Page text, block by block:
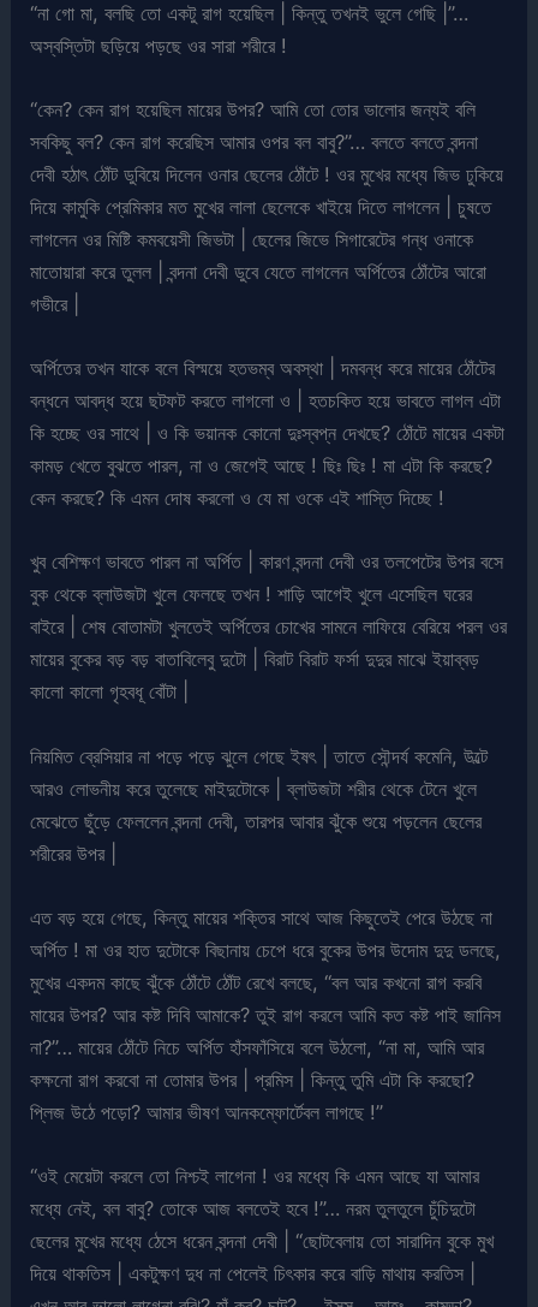
“না গো মা, বলছি তো একটু রাগ হয়েছিল | কিন্তু তখনই ভুলে গেছি |”…
অস্বস্তিটা ছড়িয়ে পড়ছে ওর সারা শরীরে !
“কেন? কেন রাগ হয়েছিল মায়ের উপর? আমি তো তোর ভালোর জন্যই বলি
সবকিছু বল? কেন রাগ করেছিস আমার ওপর বল বাবু?”… বলতে বলতে বন্দনা
দেবী হঠাৎ ঠোঁট ডুবিয়ে দিলেন ওনার ছেলের ঠোঁটে ! ওর মুখের মধ্যে জিভ ঢুকিয়ে
দিয়ে কামুকি প্রেমিকার মত মুখের লালা ছেলেকে খাইয়ে দিতে লাগলেন | চুষতে
লাগলেন ওর মিষ্টি কমবয়েসী জিভটা | ছেলের জিভে সিগারেটের গন্ধ ওনাকে
মাতোয়ারা করে তুলল | বন্দনা দেবী ডুবে যেতে লাগলেন অর্পিতের ঠোঁটের আরো
গভীরে |
অর্পিতের তখন যাকে বলে বিস্ময়ে হতভম্ব অবস্থা | দমবন্ধ করে মায়ের ঠোঁটের
বন্ধনে আবদ্ধ হয়ে ছটফট করতে লাগলো ও | হতচকিত হয়ে ভাবতে লাগল এটা
কি হচ্ছে ওর সাথে | ও কি ভয়ানক কোনো দুঃস্বপ্ন দেখছে? ঠোঁটে মায়ের একটা
কামড় খেতে বুঝতে পারল, না ও জেগেই আছে ! ছিঃ ছিঃ ! মা এটা কি করছে?
কেন করছে? কি এমন দোষ করলো ও যে মা ওকে এই শাস্তি দিচ্ছে !
খুব বেশিক্ষণ ভাবতে পারল না অর্পিত | কারণ বন্দনা দেবী ওর তলপেটের উপর বসে
বুক থেকে ব্লাউজটা খুলে ফেলছে তখন ! শাড়ি আগেই খুলে এসেছিল ঘরের
বাইরে | শেষ বোতামটা খুলতেই অর্পিতের চোখের সামনে লাফিয়ে বেরিয়ে পরল ওর
মায়ের বুকের বড় বড় বাতাবিলেবু দুটো | বিরাট বিরাট ফর্সা দুদুর মাঝে ইয়াব্বড়
কালো কালো গৃহবধূ বোঁটা |
নিয়মিত ব্রেসিয়ার না পড়ে পড়ে ঝুলে গেছে ইষৎ | তাতে সৌন্দর্য কমেনি, উল্টে
আরও লোভনীয় করে তুলেছে মাইদুটোকে | ব্লাউজটা শরীর থেকে টেনে খুলে
মেঝেতে ছুঁড়ে ফেললেন বন্দনা দেবী, তারপর আবার ঝুঁকে শুয়ে পড়লেন ছেলের
শরীরের উপর |
এত বড় হয়ে গেছে, কিন্তু মায়ের শক্তির সাথে আজ কিছুতেই পেরে উঠছে না
অর্পিত ! মা ওর হাত দুটোকে বিছানায় চেপে ধরে বুকের উপর উদোম দুদু ডলছে,
মুখের একদম কাছে ঝুঁকে ঠোঁটে ঠোঁট রেখে বলছে, “বল আর কখনো রাগ করবি
মায়ের উপর? আর কষ্ট দিবি আমাকে? তুই রাগ করলে আমি কত কষ্ট পাই জানিস
না?”… মায়ের ঠোঁটে নিচে অর্পিত হাঁসফাঁসিয়ে বলে উঠলো, “না মা, আমি আর
কক্ষনো রাগ করবো না তোমার উপর | প্রমিস | কিন্তু তুমি এটা কি করছো?
প্লিজ উঠে পড়ো? আমার ভীষণ আনকম্ফোর্টেবল লাগছে !”
“ওই মেয়েটা করলে তো নিশ্চই লাগেনা ! ওর মধ্যে কি এমন আছে যা আমার
মধ্যে নেই, বল বাবু? তোকে আজ বলতেই হবে !”… নরম তুলতুলে চুঁচিদুটো
ছেলের মুখের মধ্যে ঠেসে ধরেন বন্দনা দেবী | “ছোটবেলায় তো সারাদিন বুকে মুখ
দিয়ে থাকতিস | একটুক্ষণ দুধ না পেলেই চিৎকার করে বাড়ি মাথায় করতিস |